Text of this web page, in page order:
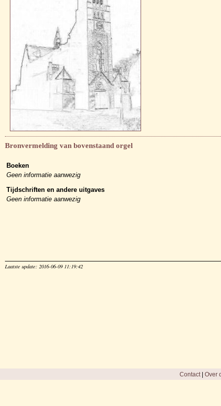
Bronvermelding van bovenstaand orgel
Boeken
Geen informatie aanwezig
Tijdschriften en andere uitgaves
Geen informatie aanwezig
Laatste update: 2016-06-09 11:19:42
Contact| Over